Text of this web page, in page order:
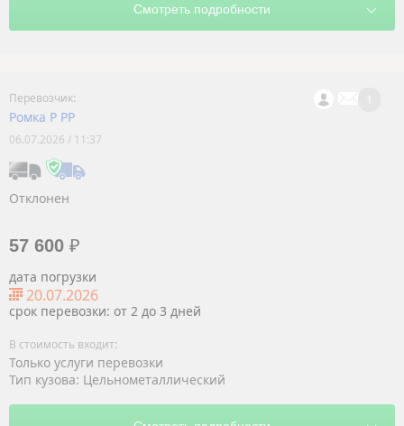
Ромка Р РР
06.07.2026 / 11:37
Отклонен
57 600 ₽
дата погрузки
20.07.2026
срок перевозки: от 2 до 3 дней
Только услуги перевозки
Тип кузова: Цельнометаллический
1